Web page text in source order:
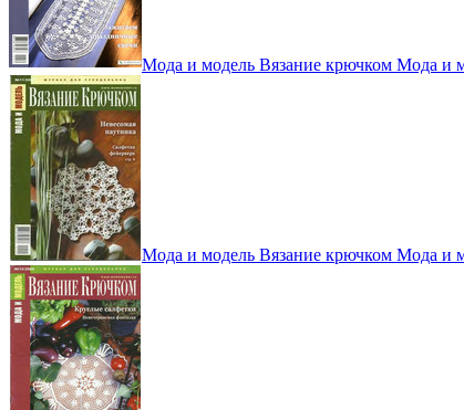
Мода и модель Вязание крючком Мода и
Мода и модель Вязание крючком Мода и